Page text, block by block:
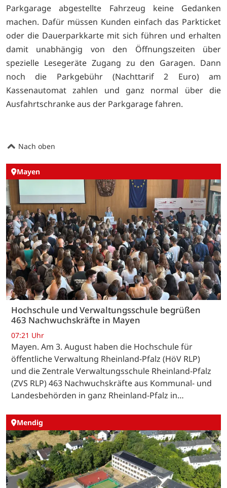
Parkgarage abgestellte Fahrzeug keine Gedanken
machen. Dafür müssen Kunden einfach das Parkticket
oder die Dauerparkkarte mit sich führen und erhalten
damit unabhängig von den Öffnungszeiten über
spezielle Lesegeräte Zugang zu den Garagen. Dann
noch die Parkgebühr (Nachttarif 2 Euro) am
Kassenautomat zahlen und ganz normal über die
Ausfahrtschranke aus der Parkgarage fahren.
Nach oben
Mayen
Hochschule und Verwaltungsschule begrüßen
463 Nachwuchskräfte in Mayen
07:21 Uhr
Mayen. Am 3. August haben die Hochschule für
öffentliche Verwaltung Rheinland-Pfalz (HöV RLP)
und die Zentrale Verwaltungsschule Rheinland-Pfalz
(ZVS RLP) 463 Nachwuchskräfte aus Kommunal- und
Landesbehörden in ganz Rheinland-Pfalz in…
Mendig